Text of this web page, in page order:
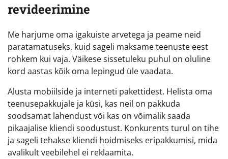
revideerimine
Me harjume oma igakuiste arvetega ja peame neid
paratamatuseks, kuid sageli maksame teenuste eest
rohkem kui vaja. Väikese sissetuleku puhul on oluline
kord aastas kõik oma lepingud üle vaadata.
Alusta mobiilside ja interneti pakettidest. Helista oma
teenusepakkujale ja küsi, kas neil on pakkuda
soodsamat lahendust või kas on võimalik saada
pikaajalise kliendi soodustust. Konkurents turul on tihe
ja sageli tehakse kliendi hoidmiseks eripakkumisi, mida
avalikult veebilehel ei reklaamita.